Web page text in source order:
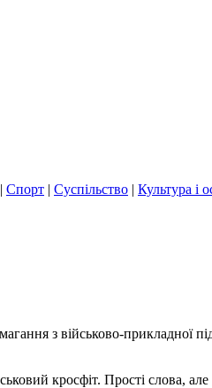
| Спорт | Суспільство | Культура і
з військово-
кросфіт. Прості слова,